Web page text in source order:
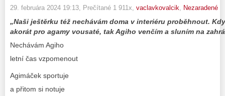
29. februára 2024 19:13 , Prečítané 1 911x, vaclavkovalcik Nezaradené
„Naši ještěrku též nechávám doma v interiéru proběhnout.
akorát pro agamy vousaté, tak Agiho venčím a sluním na
Nechávám Agiho
letní čas vzpomenout
Agimáček sportuje
a přitom si notuje